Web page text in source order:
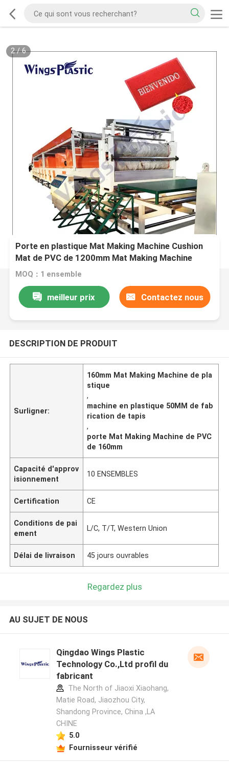
2/6
Porte en plastique Mat Making Machine Cushion
Mat de PVC de 1200mm Mat Making Machine
MOQ：1 ensemble
meilleur prix Contactez nous
DESCRIPTION DE PRODUIT
Surligner:
160mm Mat Making Machine de pla
stique
,
machine en plastique 50MM de fab
rication de tapis
,
porte Mat Making Machine de PVC
de 160mm
Capacité d'approv
isionnement
10 ENSEMBLES
Certification CE
Conditions de pai
ement
L/C, T/T, Western Union
Délai de livraison 45 jours ouvrables
Regardez plus
AU SUJET DE NOUS
Qingdao Wings Plastic
Technology Co.,Ltd profil du
fabricant
The North of Jiaoxi Xiaohang,
Matie Road, Jiaozhou City,
Shandong Province, China ,LA
CHINE
5.0
Fournisseur vérifié